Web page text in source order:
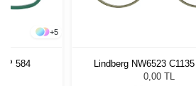
+5
584
Lindberg NW6523
0,00 TL